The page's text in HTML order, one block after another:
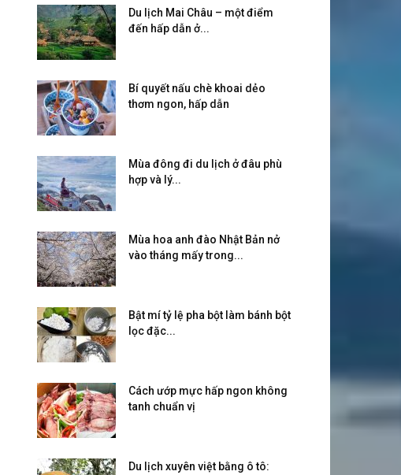
Du lịch Mai Châu – một điểm
đến hấp dẫn ở...
Bí quyết nấu chè khoai dẻo
thơm ngon, hấp dẫn
Mùa đông đi du lịch ở đâu phù
hợp và lý...
Mùa hoa anh đào Nhật Bản nở
vào tháng mấy trong...
Bật mí tỷ lệ pha bột làm bánh bột
lọc đặc...
Cách ướp mực hấp ngon không
tanh chuẩn vị
Du lịch xuyên việt bằng ô tô: